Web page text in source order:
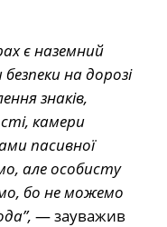
є наземний
безпеки на дорозі
знаків,
камери
пасивної
але особисту
бо не можемо
— зауважив